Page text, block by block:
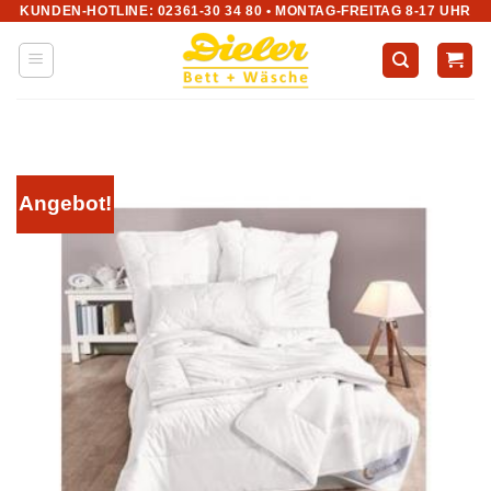
Zum
Inhalt
springen
KUNDEN-HOTLINE: 02361-30 34 80 • MONTAG-FREITAG 8-17 UHR
Angebot!